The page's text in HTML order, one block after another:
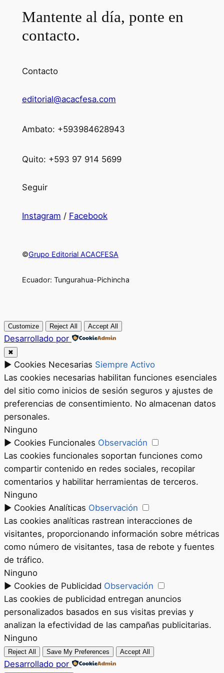
Mantente al día, ponte en
contacto.
Contacto
editorial@acacfesa.com
Ambato: +593984628943
Quito: +593 97 914 5699
Seguir
Instagram / Facebook
©Grupo Editorial ACACFESA
Ecuador: Tungurahua-Pichincha
Customize Reject All Accept All
Desarrollado por
✖
► Cookies Necesarias Siempre Activo
Las cookies necesarias habilitan funciones esenciales
del sitio como inicios de sesión seguros y ajustes de
preferencias de consentimiento. No almacenan datos
personales.
Ninguno
► Cookies Funcionales Observación
Las cookies funcionales soportan funciones como
compartir contenido en redes sociales, recopilar
comentarios y habilitar herramientas de terceros.
Ninguno
► Cookies Analíticas Observación
Las cookies analíticas rastrean interacciones de
visitantes, proporcionando información sobre métricas
como número de visitantes, tasa de rebote y fuentes
de tráfico.
Ninguno
► Cookies de Publicidad Observación
Las cookies de publicidad entregan anuncios
personalizados basados en sus visitas previas y
analizan la efectividad de las campañas publicitarias.
Ninguno
Reject All Save My Preferences Accept All
Desarrollado por